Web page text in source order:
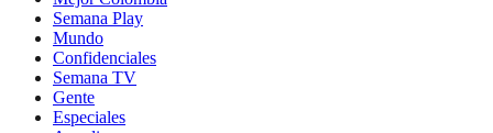
Semana Play
Mundo
Confidenciales
Semana TV
Gente
Especiales